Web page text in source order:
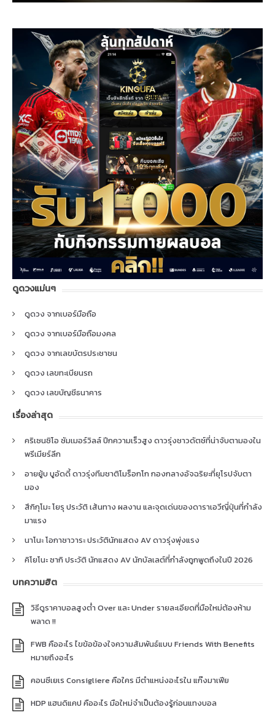
ดูดวงแม่นๆ
ดูดวง จากเบอร์มือถือ
ดูดวง จากเบอร์มือถือมงคล
ดูดวง จากเลขบัตรประชาชน
ดูดวง เลขทะเบียนรถ
ดูดวง เลขบัญชีธนาคาร
เรื่องล่าสุด
คริเซนซิโอ ซัมเมอร์วิลล์ ปีกความเร็วสูง ดาวรุ่งชาวดัตช์ที่น่าจับตามองใน
พรีเมียร์ลีก
อายยู้บ บูอัดดี้ ดาวรุ่งทีมชาติโมร็อกโก กองกลางอัจฉริยะที่ยุโรปจับตา
มอง
สึกิกุโมะ โยรุ ประวัติ เส้นทาง ผลงาน และจุดเด่นของดาราเอวีญี่ปุ่นที่กำลัง
มาแรง
นาโนะ โอกาซาวาระ ประวัตินักแสดง AV ดาวรุ่งพุ่งแรง
คิโยโนะ ซากิ ประวัติ นักแสดง AV นักบัลเลต์ที่กำลังถูกพูดถึงในปี 2026
บทความฮิต
วิธีดูราคาบอลสูงต่ำ Over และ Under รายละเอียดที่มือใหม่ต้องห้าม
พลาด !!
FWB คืออะไร ไขข้อข้องใจความสัมพันธ์แบบ Friends With Benefits
หมายถึงอะไร
คอนซีเยเร Consigliere คือใคร มีตำแหน่งอะไรใน แก๊งมาเฟีย
HDP แฮนดิแคป คืออะไร มือใหม่จำเป็นต้องรู้ก่อนแทงบอล